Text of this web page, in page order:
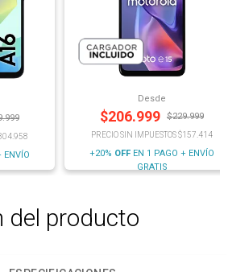
ENVÍO
Desde
$206.999 $229.999
PRECIO SIN IMPUESTOS $157.414
+20% OFF EN 1 PAGO + ENVÍO
GRATIS
del producto